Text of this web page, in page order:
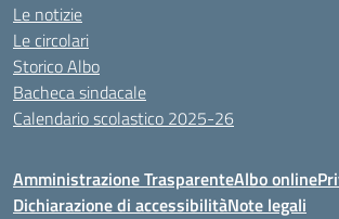
Le notizie
Le circolari
Storico Albo
Bacheca sindacale
Calendario scolastico 2025-26
Amministrazione TrasparenteAlbo online
Dichiarazione di accessibilitàNote legali